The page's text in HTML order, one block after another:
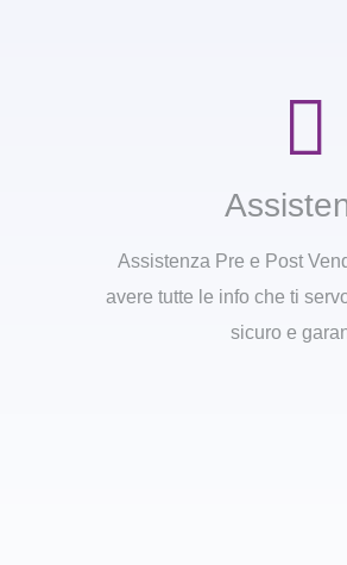
Assistenza Pre e Post
avere tutte le info che ti
sicuro e